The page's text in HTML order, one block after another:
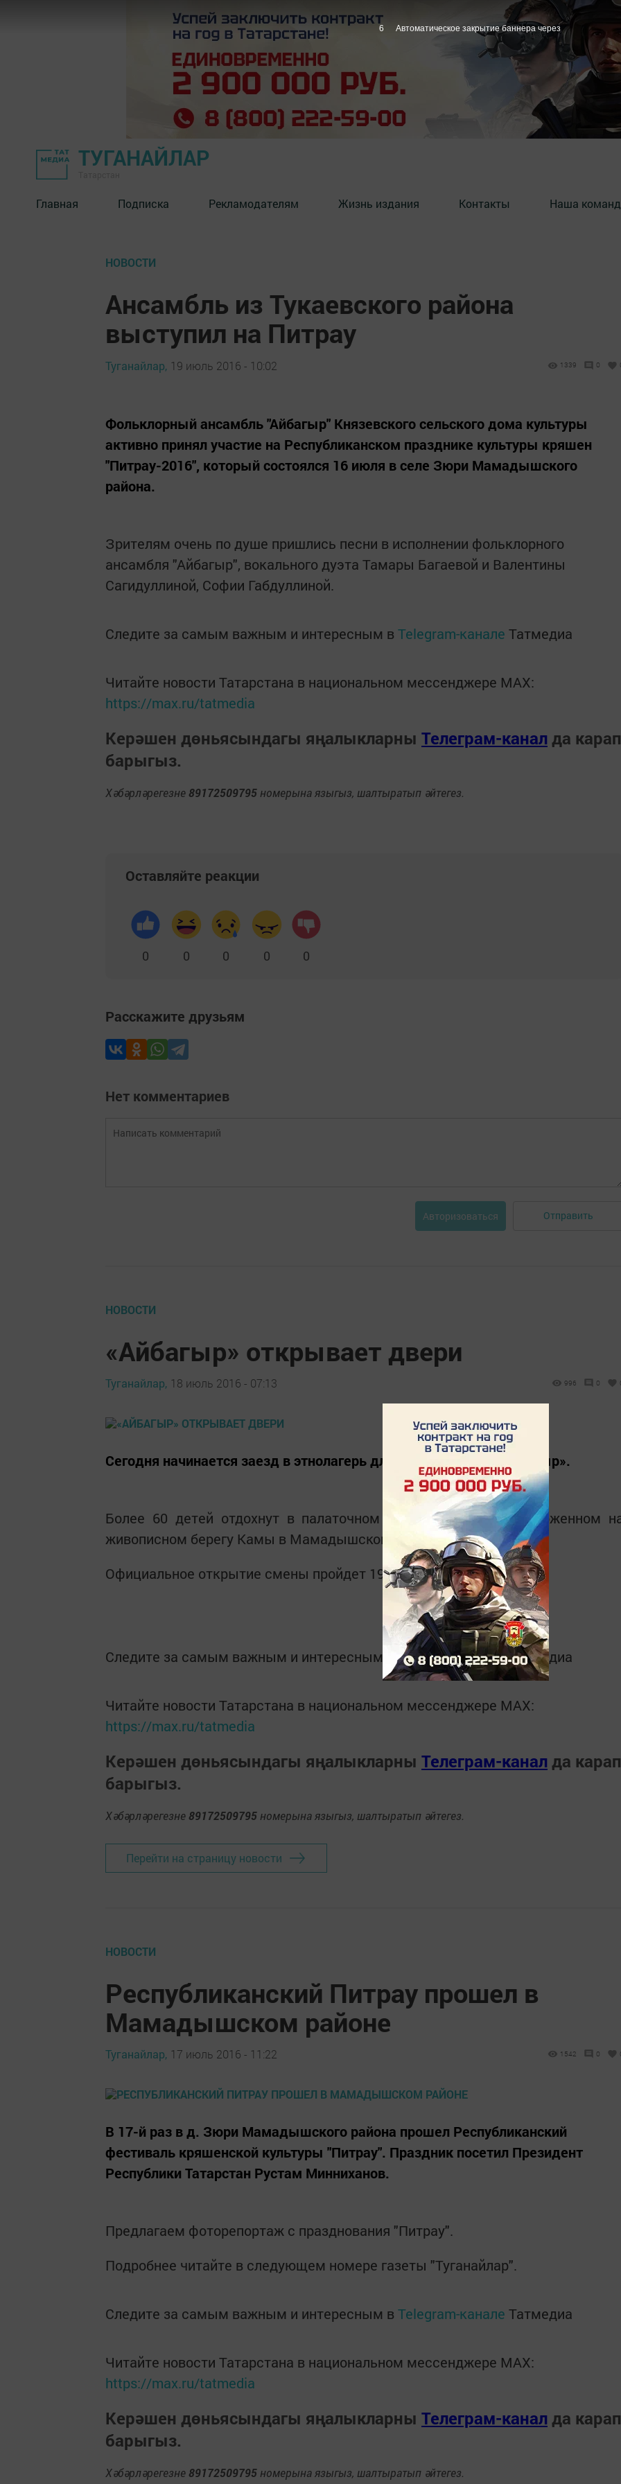
ТУГАНАЙЛАР
Главная Подписка Рекламодателям Жизнь издания Контакты Наша
НОВОСТИ
Ансамбль из Тукаевского района
выступил на Питрау
Туганайлар, 19 июль 2016 - 10:02 1339 0
Фольклорный ансамбль "Айбагыр" Князевского сельского дома культуры
активно принял участие на Республиканском празднике культуры кряшен
"Питрау-2016", который состоялся 16 июля в селе Зюри Мамадышского
района.
Зрителям очень по душе пришлись песни в исполнении фольклорного
ансамбля "Айбагыр", вокального дуэта Тамары Багаевой и Валентины
Сагидуллиной, Софии Габдуллиной.
Следите за самым важным и интересным в Telegram-канале Татмедиа
Читайте новости Татарстана в национальном мессенджере MАХ:
https://max.ru/tatmedia
Керәшен дөньясындагы яңалыкларны Телеграм-канал да карап
барыгыз.
Хәбәрләрегезне 89172509795 номерына языгыз, шалтыратып әйтегез.
Оставляйте реакции
0 0 0 0 0
Расскажите друзьям
Нет комментариев
Авторизоваться Отправить
НОВОСТИ
«Айбагыр» открывает двери
Туганайлар, 18 июль 2016 - 07:13 996 0
Сегодня начинается заезд в этнолагерь для детей-кряшен «Айбагыр».
Более 60 детей отдохнут в палаточном лагере «Кама», расположенном
живописном берегу Камы в Мамадышском районе.
Официальное открытие смены пройдет 19 июля.
Следите за самым важным и интересным вTelegram-каналеТатмедиа
Читайте новости Татарстана в национальном мессенджере MАХ:
https://max.ru/tatmedia
Керәшен дөньясындагы яңалыкларны Телеграм-канал да карап
барыгыз.
Хәбәрләрегезне 89172509795 номерына языгыз, шалтыратып әйтегез.
Перейти на страницу новости
НОВОСТИ
Республиканский Питрау прошел в
Мамадышском районе
Туганайлар, 17 июль 2016 - 11:22 1542 0
В 17-й раз в д. Зюри Мамадышского района прошел Республиканский
фестиваль кряшенской культуры "Питрау". Праздник посетил Президент
Республики Татарстан Рустам Минниханов.
Предлагаем фоторепортаж с празднования "Питрау".
Подробнее читайте в следующем номере газеты "Туганайлар".
Следите за самым важным и интересным в Telegram-канале Татмедиа
Читайте новости Татарстана в национальном мессенджере MАХ:
https://max.ru/tatmedia
Керәшен дөньясындагы яңалыкларны Телеграм-канал да карап
барыгыз.
Хәбәрләрегезне 89172509795 номерына языгыз, шалтыратып әйтегез.
5 Автоматическое закрытие баннера через